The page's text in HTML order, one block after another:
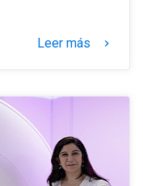
Leer más keyboard_arrow_right